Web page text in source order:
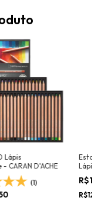
Lápis
CARAN D'ACHE
(1)
Estojo
Lápis